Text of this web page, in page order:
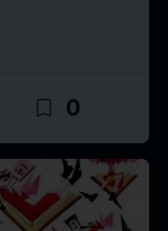
bookmark_border 0